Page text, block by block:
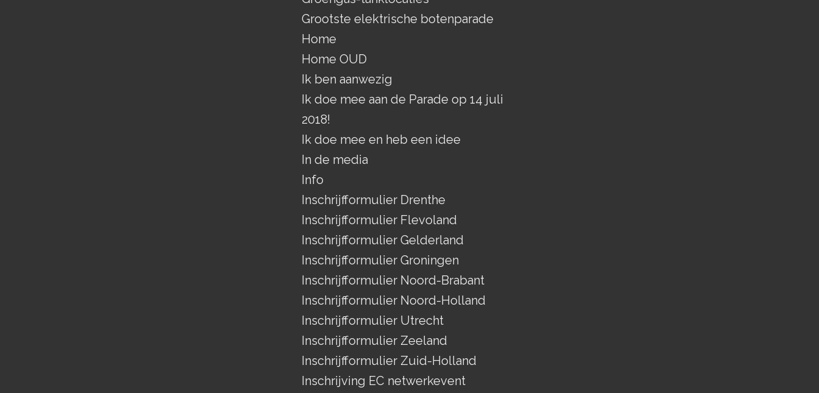
Grootste elektrische botenparade
Home
Home OUD
Ik ben aanwezig
Ik doe mee aan de Parade op 14 juli
2018!
Ik doe mee en heb een idee
In de media
Info
Inschrijfformulier Drenthe
Inschrijfformulier Flevoland
Inschrijfformulier Gelderland
Inschrijfformulier Groningen
Inschrijfformulier Noord-Brabant
Inschrijfformulier Noord-Holland
Inschrijfformulier Utrecht
Inschrijfformulier Zeeland
Inschrijfformulier Zuid-Holland
Inschrijving EC netwerkevent